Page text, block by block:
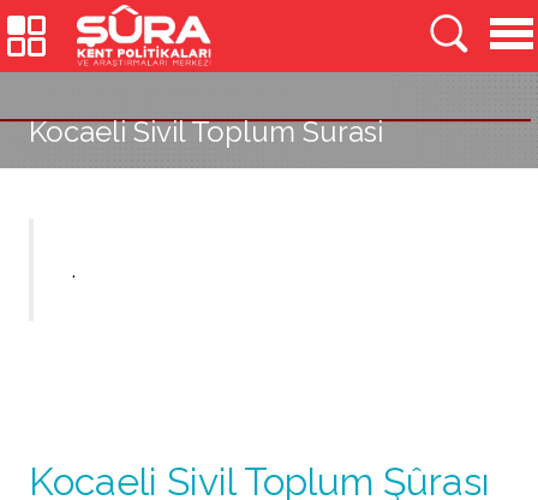
Kocaeli Sivil Toplum Surasi
.
Kocaeli Sivil Toplum Şûrası